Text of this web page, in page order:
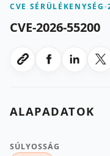
CVE SÉRÜLÉKENYSÉG-
CVE-2026-55200
Link masolasa
Megosztas
ALAPADATOK
SÚLYOSSÁG